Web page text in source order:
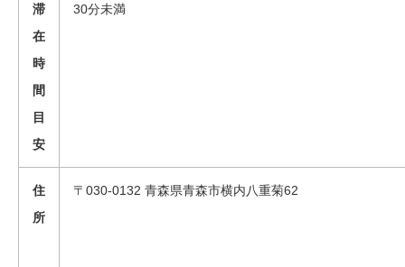
滞
在
時
間
目
安
30分未満
住
所
〒030-0132 青森県青森市横内八重菊62